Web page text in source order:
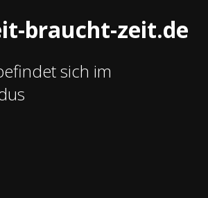
braucht-zeit.de
sich im